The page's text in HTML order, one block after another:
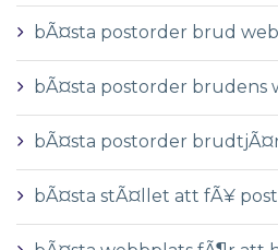
bÃ¤sta postorder brud
bÃ¤sta postorder brudens
bÃ¤sta postorder
bÃ¤sta stÃ¤llet att fÃ¥